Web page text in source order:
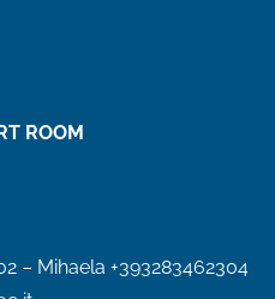
ROOM
– Mihaela +393283462304